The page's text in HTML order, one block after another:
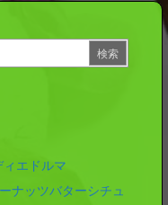
エドルマ
ナッツバターシチュ